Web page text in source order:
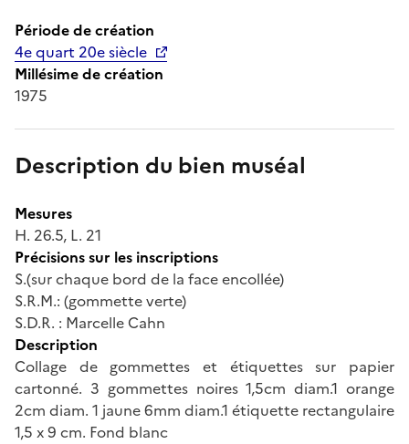
Période de création
4e quart 20e siècle
Millésime de création
1975
Description du bien muséal
Mesures
H. 26.5, L. 21
Précisions sur les inscriptions
S.(sur chaque bord de la face encollée)
S.R.M.: (gommette verte)
S.D.R. : Marcelle Cahn
Description
Collage de gommettes et étiquettes sur papier
cartonné. 3 gommettes noires 1,5cm diam.1 orange
2cm diam. 1 jaune 6mm diam.1 étiquette rectangulaire
1,5 x 9 cm. Fond blanc